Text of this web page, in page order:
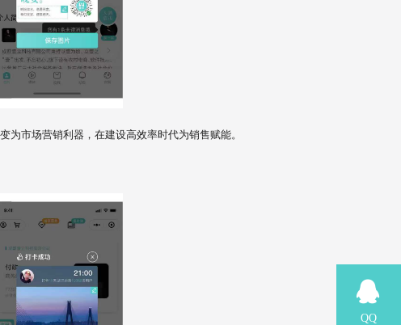
市场营销利器，在建设高效率时代为销售赋能。
QQ